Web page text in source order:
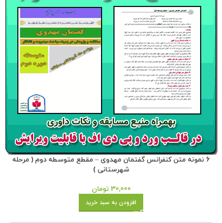
6 نمونه متن کنفرانس گفتمان مهدوی – مقطع متوسطه دوم ( مرحله
شهرستانی )
30,000 تومان
افزودن به سبد خرید